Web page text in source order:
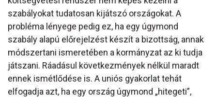
szabályokat tudatosan kijátszó országokat. A
probléma lényege pedig ez, ha egy úgymond
szabály alapú előrejelzést készít a bizottság, annak
módszertani ismeretében a kormányzat az ki tudja
játszani. Ráadásul következmények nélkül maradt
ennek ismétlődése is. A uniós gyakorlat tehát
elfogadja azt, ha egy ország úgymond „hitegeti”,